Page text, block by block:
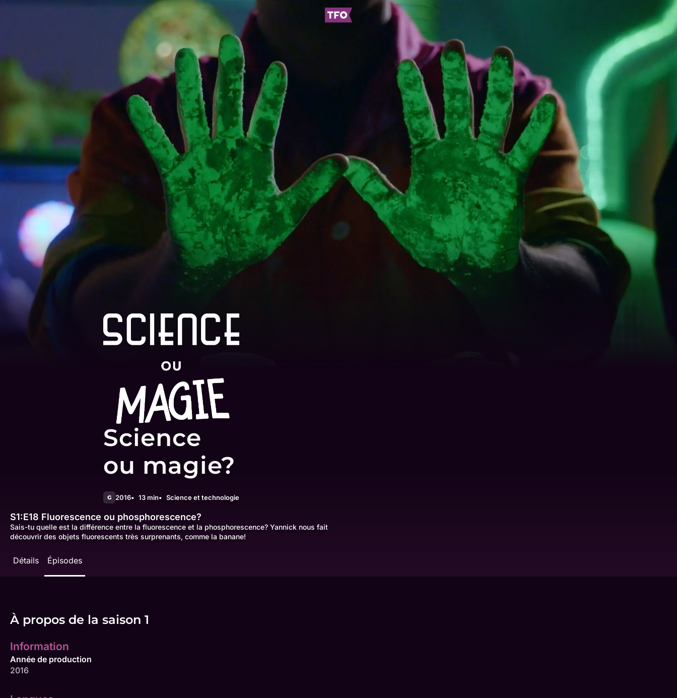
Science
ou magie?
G 2016 13 min Science et technologie
S1:E18 Fluorescence ou phosphorescence?
Sais-tu quelle est la différence entre la fluorescence et la phosphorescence? Yannick nous fait
découvrir des objets fluorescents très surprenants, comme la banane!
Détails Épisodes
À propos de la saison 1
Information
Année de production
2016